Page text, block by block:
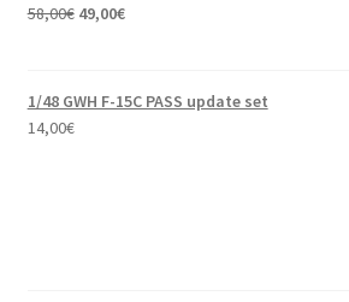
58,00€ Original
58,00€.
49,00€Current
49,00€.
1/48 GWH F-15C PASS update set
14,00€